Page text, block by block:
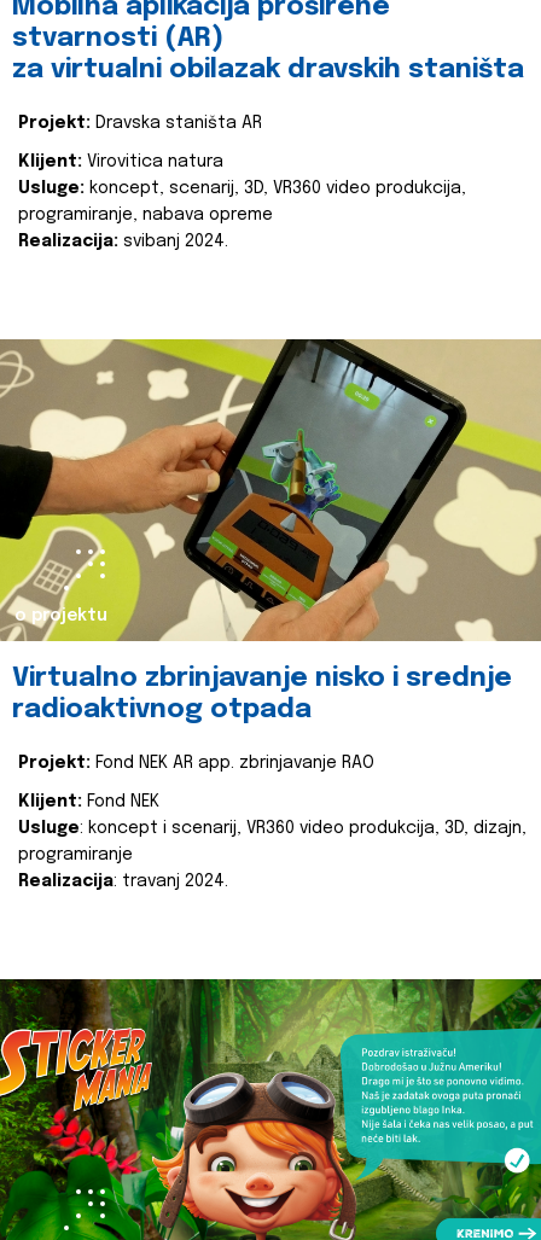
Mobilna aplikacija proširene
stvarnosti (AR)
za virtualni obilazak dravskih staništa
Projekt: Dravska staništa AR
Klijent: Virovitica natura
Usluge: koncept, scenarij, 3D, VR360 video produkcija,
programiranje, nabava opreme
Realizacija: svibanj 2024.
o projektu
Virtualno zbrinjavanje nisko i srednje
radioaktivnog otpada
Projekt: Fond NEK AR app. zbrinjavanje RAO
Klijent: Fond NEK
Usluge: koncept i scenarij, VR360 video produkcija, 3D, dizajn,
programiranje
Realizacija: travanj 2024.